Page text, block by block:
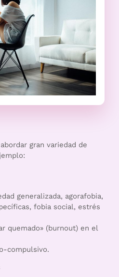
gran variedad de
generalizada, agorafobia,
fobia social, estrés
quemado» (burnout) en el
compulsivo.